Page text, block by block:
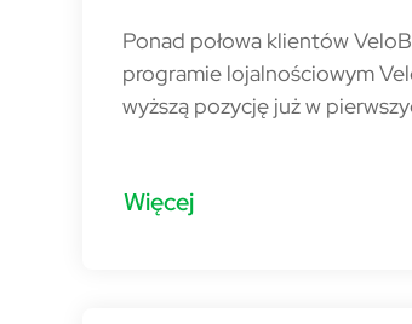
Ponad połowa klientów
programie lojalnościowym
wyższą pozycję już w
Więcej